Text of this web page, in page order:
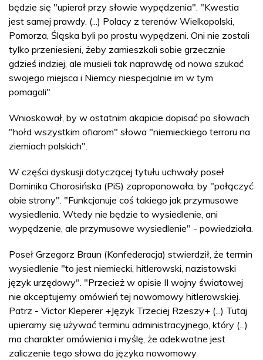
będzie się "upierał przy słowie wypędzenia". "Kwestia
jest samej prawdy. (...) Polacy z terenów Wielkopolski,
Pomorza, Śląska byli po prostu wypędzeni. Oni nie zostali
tylko przeniesieni, żeby zamieszkali sobie grzecznie
gdzieś indziej, ale musieli tak naprawdę od nowa szukać
swojego miejsca i Niemcy niespecjalnie im w tym
pomagali"
Wnioskował, by w ostatnim akapicie dopisać po słowach
"hołd wszystkim ofiarom" słowa "niemieckiego terroru na
ziemiach polskich".
W części dyskusji dotyczącej tytułu uchwały poseł
Dominika Chorosińska (PiS) zaproponowała, by "połączyć
obie strony". "Funkcjonuje coś takiego jak przymusowe
wysiedlenia. Wtedy nie będzie to wysiedlenie, ani
wypędzenie, ale przymusowe wysiedlenie" - powiedziała.
Poseł Grzegorz Braun (Konfederacja) stwierdził, że termin
wysiedlenie "to jest niemiecki, hitlerowski, nazistowski
język urzędowy". "Przecież w opisie II wojny światowej
nie akceptujemy omówień tej nowomowy hitlerowskiej.
Patrz - Victor Kleperer +Język Trzeciej Rzeszy+ (...) Tutaj
upieramy się używać terminu administracyjnego, który (...)
ma charakter omówienia i myślę, że adekwatne jest
zaliczenie tego słowa do języka nowomowy